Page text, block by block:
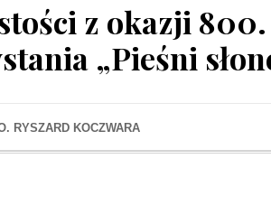
z okazji 800.
„Pieśni